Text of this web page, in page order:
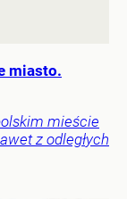
miasto.
mieście
z odległych